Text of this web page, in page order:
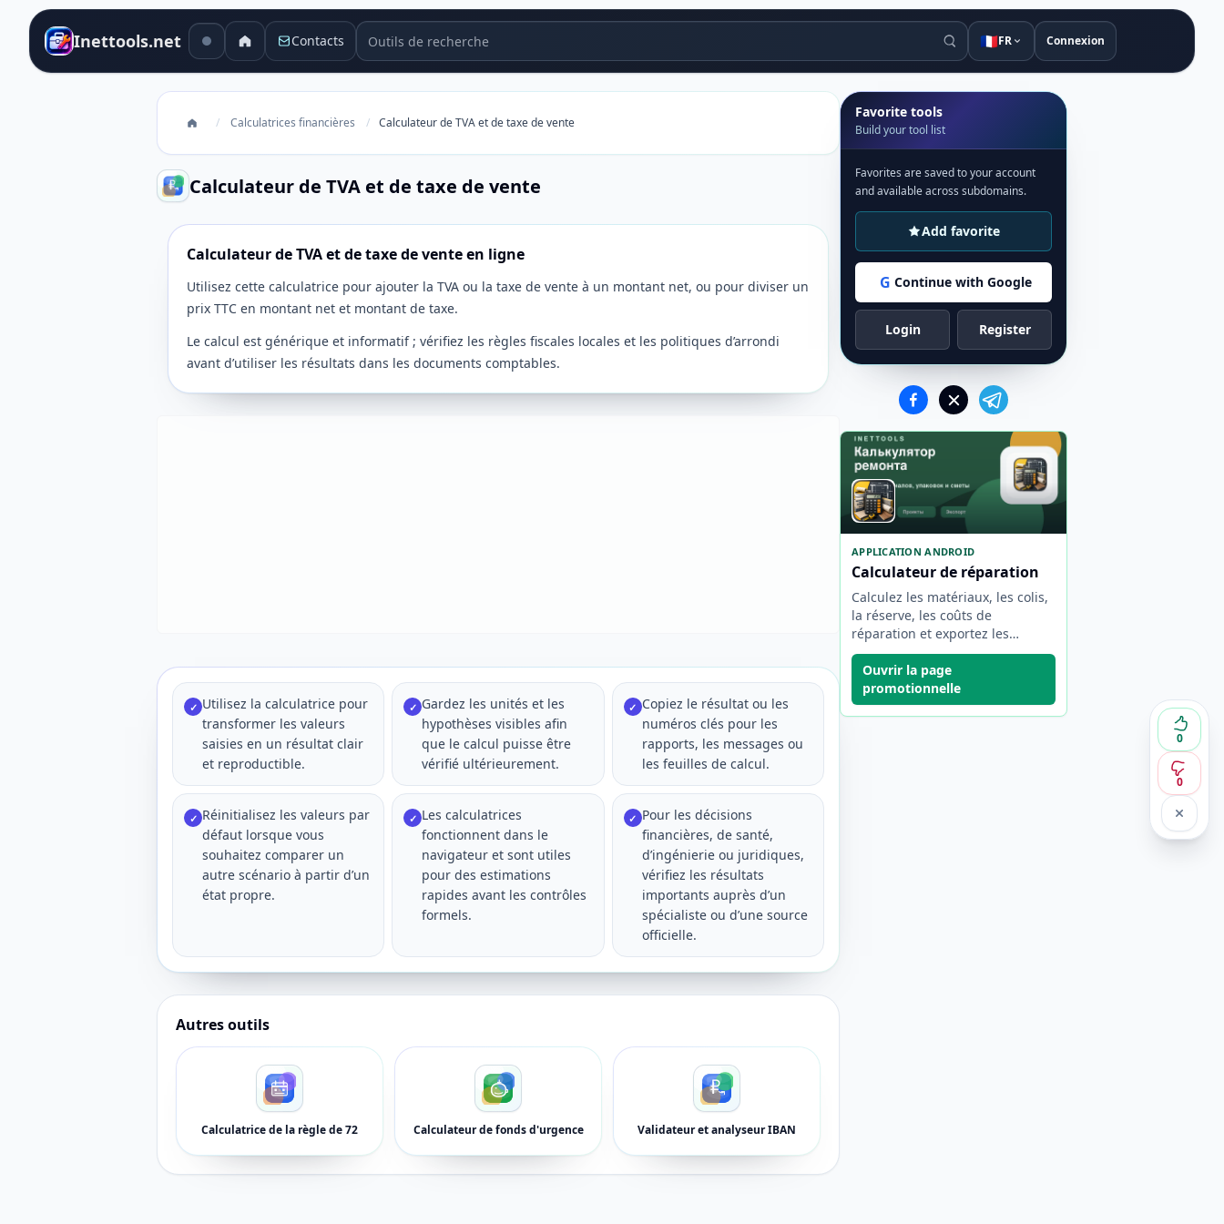
Inettools.net Contacts Outils de recherche 🇫🇷FR Connexion
/ Calculatrices financières / Calculateur de TVA et de taxe de vente
Calculateur de TVA et de taxe de vente
0
0
Calculateur de TVA et de taxe de vente en ligne
Utilisez cette calculatrice pour ajouter la TVA ou la taxe de vente à un montant net, ou pour diviser un
prix TTC en montant net et montant de taxe.
Le calcul est générique et informatif ; vérifiez les règles fiscales locales et les politiques d’arrondi
avant d’utiliser les résultats dans les documents comptables.
✓ Utilisez la calculatrice pour
transformer les valeurs
saisies en un résultat clair
et reproductible.
✓ Gardez les unités et les
hypothèses visibles afin
que le calcul puisse être
vérifié ultérieurement.
✓ Copiez le résultat ou les
numéros clés pour les
rapports, les messages ou
les feuilles de calcul.
✓ Réinitialisez les valeurs par
défaut lorsque vous
souhaitez comparer un
autre scénario à partir d’un
état propre.
✓ Les calculatrices
fonctionnent dans le
navigateur et sont utiles
pour des estimations
rapides avant les contrôles
formels.
✓ Pour les décisions
financières, de santé,
d’ingénierie ou juridiques,
vérifiez les résultats
importants auprès d’un
spécialiste ou d’une source
officielle.
Autres outils
Calculatrice de la règle de 72 Calculateur de fonds d'urgence Validateur et analyseur IBAN
Favorite tools
Build your tool list
Favorites are saved to your account
and available across subdomains.
Add favorite
G Continue with Google
Login Register
APPLICATION ANDROID
Calculateur de réparation
Calculez les matériaux, les colis,
la réserve, les coûts de
réparation et exportez les
estimations depuis votre
téléphone.
Ouvrir la page
promotionnelle